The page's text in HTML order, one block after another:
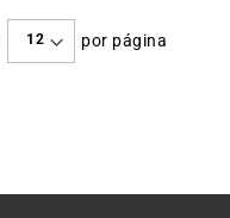
por página